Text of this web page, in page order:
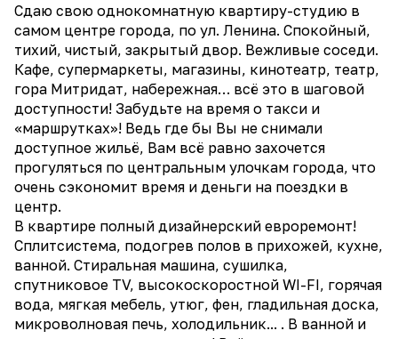
Сдаю свою однокомнатную квартиру-студию в
самом центре города, по ул. Ленина. Спокойный,
тихий, чистый, закрытый двор. Вежливые соседи.
Кафе, супермаркеты, магазины, кинотеатр, театр,
гора Митридат, набережная… всё это в шаговой
доступности! Забудьте на время о такси и
«маршрутках»! Ведь где бы Вы не снимали
доступное жильё, Вам всё равно захочется
прогуляться по центральным улочкам города, что
очень сэкономит время и деньги на поездки в
центр.
В квартире полный дизайнерский евроремонт!
Сплитсистема, подогрев полов в прихожей, кухне,
ванной. Стиральная машина, сушилка,
спутниковое TV, высокоскоростной WI-FI, горячая
вода, мягкая мебель, утюг, фен, гладильная доска,
микроволновая печь, холодильник... . В ванной и